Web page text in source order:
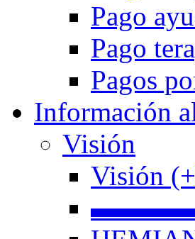
Pago
Pago
Pagos
Información
Visión
Visión